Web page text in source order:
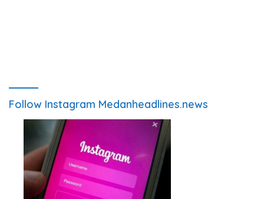
Follow Instagram Medanheadlines.news